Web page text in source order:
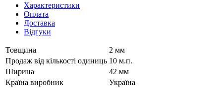
Характеристики
Оплата
Доставка
Відгуки
Товщина
2 мм
Продаж від кількості одиниць 10 м.п.
Ширина
42 мм
Країна виробник
Україна